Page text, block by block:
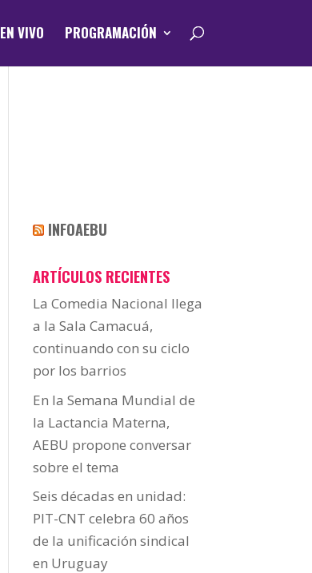
EN VIVO PROGRAMACIÓN
INFOAEBU
ARTÍCULOS RECIENTES
La Comedia Nacional llega
a la Sala Camacuá,
continuando con su ciclo
por los barrios
En la Semana Mundial de
la Lactancia Materna,
AEBU propone conversar
sobre el tema
Seis décadas en unidad:
PIT-CNT celebra 60 años
de la unificación sindical
en Uruguay